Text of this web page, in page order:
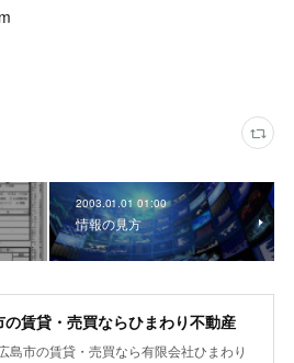
2003.01.01 01:00
情報の見方
の賃貸・売買ならひまわり不動産
島市の賃貸・売買なら有限会社ひまわり